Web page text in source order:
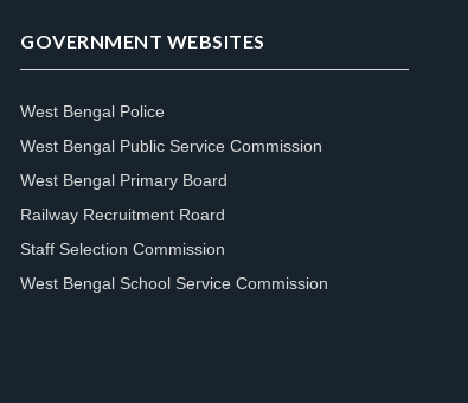
GOVERNMENT WEBSITES
West Bengal Police
West Bengal Public Service Commission
West Bengal Primary Board
Railway Recruitment Roard
Staff Selection Commission
West Bengal School Service Commission